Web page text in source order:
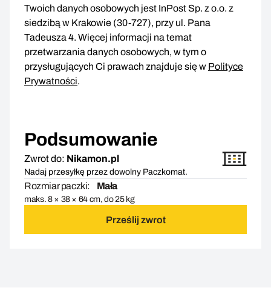
Twoich danych osobowych jest InPost Sp. z o.o. z
siedzibą w Krakowie (30-727), przy ul. Pana
Tadeusza 4. Więcej informacji na temat
przetwarzania danych osobowych, w tym o
przysługujących Ci prawach znajduje się w Polityce
Prywatności.
Podsumowanie
Zwrot do: Nikamon.pl
Nadaj przesyłkę przez dowolny Paczkomat.
Rozmiar paczki: Mała
maks. 8 × 38 × 64 cm, do 25 kg
Prześlij zwrot